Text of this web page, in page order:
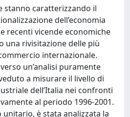
stanno caratterizzando il
dell’economia
recenti vicende economiche
una rivisitazione delle più
internazionale.
un’analisi puramente
a misurare il livello di
dell’Italia nei confronti
al periodo 1996-2001.
è stata analizzata la